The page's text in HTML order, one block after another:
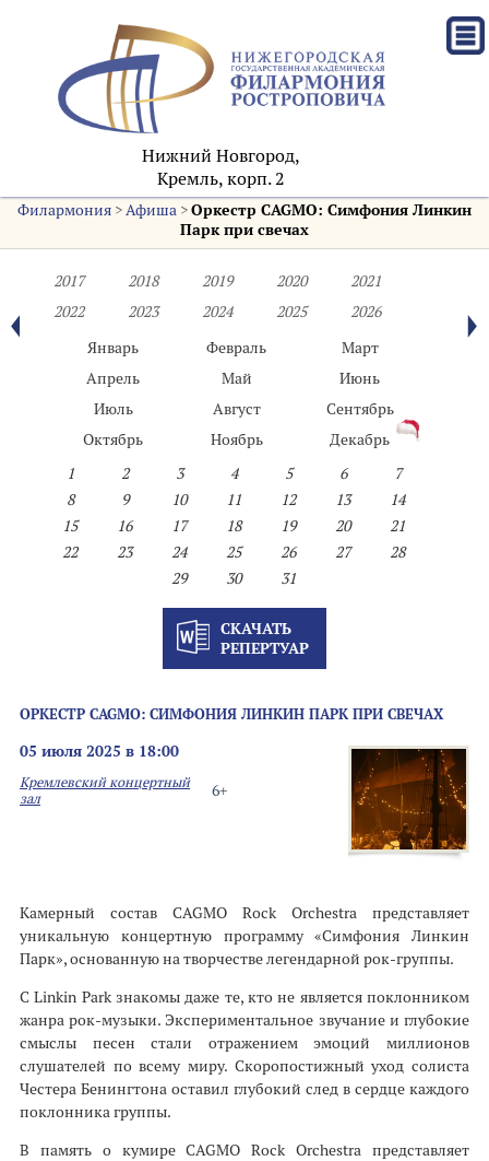
Нижний Новгород,
Кремль, корп. 2
Филармония>Афиша>Оркестр CAGMO: Симфония Линкин
Парк при свечах
2017 2018 2019 2020
2021
2022
2023 2024 2025
2026
Январь
Февраль
Март
Апрель
Май
Июнь
Июль
Август
Сентябрь
Октябрь
Ноябрь
Декабрь
1
2 3 4 5 6
7
8
9 10 11 12 13
14
15
16 17 18 19 20
21
22
23 24 25 26 27
28
29
30 31
СКАЧАТЬ
РЕПЕРТУАР
ОРКЕСТР CAGMO: СИМФОНИЯ ЛИНКИН ПАРК ПРИ СВЕЧАХ
05 июля 2025 в 18:00
6+
Кремлевский концертный
зал
Камерный состав CAGMO Rock Orchestra представляет
уникальную концертную программу «Симфония Линкин
Парк», основанную на творчестве легендарной рок-группы.
С Linkin Park знакомы даже те, кто не является поклонником
жанра рок-музыки. Экспериментальное звучание и глубокие
смыслы песен стали отражением эмоций миллионов
слушателей по всему миру. Скоропостижный уход солиста
Честера Бенингтона оставил глубокий след в сердце каждого
поклонника группы.
В память о кумире CAGMO Rock Orchestra представляет